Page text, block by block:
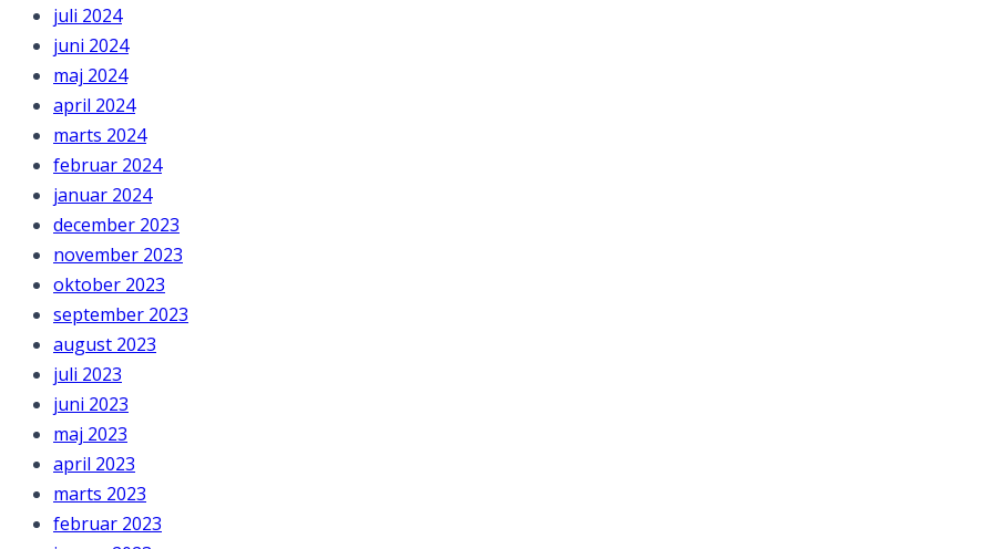
juli 2024
juni 2024
maj 2024
april 2024
marts 2024
februar 2024
januar 2024
december 2023
november 2023
oktober 2023
september 2023
august 2023
juli 2023
juni 2023
maj 2023
april 2023
marts 2023
februar 2023